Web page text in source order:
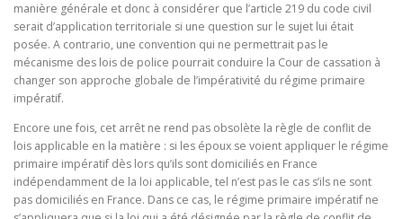
manière générale et donc à considérer que l’article 219 du code civil
serait d’application territoriale si une question sur le sujet lui était
posée. A contrario, une convention qui ne permettrait pas le
mécanisme des lois de police pourrait conduire la Cour de cassation à
changer son approche globale de l’impérativité du régime primaire
impératif.
Encore une fois, cet arrêt ne rend pas obsolète la règle de conflit de
lois applicable en la matière : si les époux se voient appliquer le régime
primaire impératif dès lors qu’ils sont domiciliés en France
indépendamment de la loi applicable, tel n’est pas le cas s’ils ne sont
pas domiciliés en France. Dans ce cas, le régime primaire impératif ne